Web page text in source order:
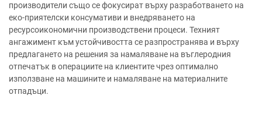
производители също се фокусират върху разработването на
еко-приятелски консумативи и внедряването на
ресурсоикономични производствени процеси. Техният
ангажимент към устойчивостта се разпространява и върху
предлагането на решения за намаляване на въглеродния
отпечатък в операциите на клиентите чрез оптимално
използване на машините и намаляване на материалните
отпадъци.